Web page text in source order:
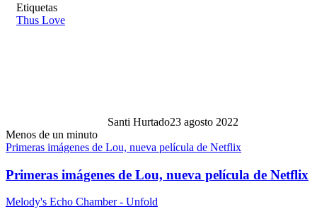
Etiquetas
Thus Love
Santi Hurtado23 agosto 2022
Menos de un minuto
Primeras imágenes de Lou, nueva película de Netflix
Primeras imágenes de Lou, nueva película de Netflix
Melody's Echo Chamber - Unfold